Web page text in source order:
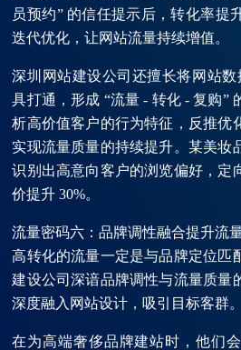
员预约” 的信任提示后，转化率提
迭代优化，让网站流量持续增值。
深圳网站建设公司还擅长将网站
具打通，形成 “流量 - 转化 - 复购”
析高价值客户的行为特征，反推优
实现流量质量的持续提升。某美妆
识别出高意向客户的浏览偏好，定
价提升 30%。
流量密码六：品牌调性融合提升流
高转化的流量一定是与品牌定位匹
建设公司深谙品牌调性与流量质量
深度融入网站设计，吸引目标客群。
在为高端奢侈品牌建站时，他们